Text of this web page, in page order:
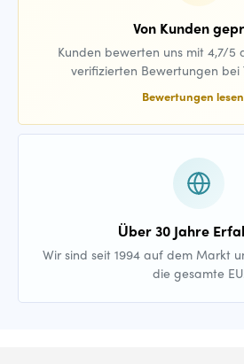
Von Kunden
Kunden bewerten uns mit 4,7/5
verifizierten Bewertungen bei
Bewertungen lesen
Über 30 Jahre
Wir sind seit 1994 auf dem Markt
die gesamte